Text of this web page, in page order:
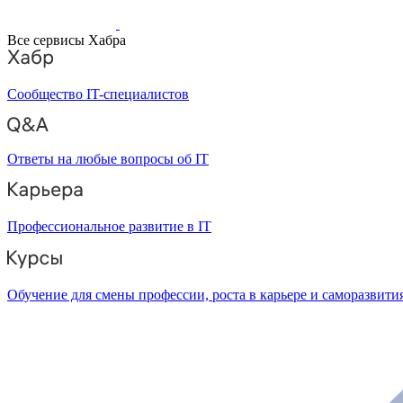
Все сервисы Хабра
Сообщество IT-специалистов
Ответы на любые вопросы об IT
Профессиональное развитие в IT
Обучение для смены профессии, роста в карьере и